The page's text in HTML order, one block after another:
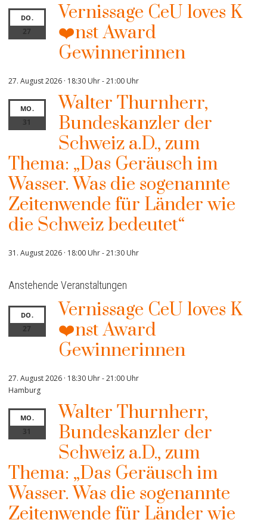
DO.
27
Vernissage CeU loves K
❤️nst Award
Gewinnerinnen
27. August 2026 · 18:30 Uhr-21:00 Uhr
MO.
31
Walter Thurnherr,
Bundeskanzler der
Schweiz a.D., zum
Thema: „Das Geräusch im
Wasser. Was die sogenannte
Zeitenwende für Länder wie
die Schweiz bedeutet“
31. August 2026 · 18:00 Uhr-21:30 Uhr
Anstehende Veranstaltungen
DO.
27
Vernissage CeU loves K
❤️nst Award
Gewinnerinnen
27. August 2026 · 18:30 Uhr-21:00 Uhr
Hamburg
MO.
31
Walter Thurnherr,
Bundeskanzler der
Schweiz a.D., zum
Thema: „Das Geräusch im
Wasser. Was die sogenannte
Zeitenwende für Länder wie